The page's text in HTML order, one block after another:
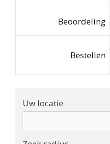
Beoordeling
Bestellen
Uw locatie